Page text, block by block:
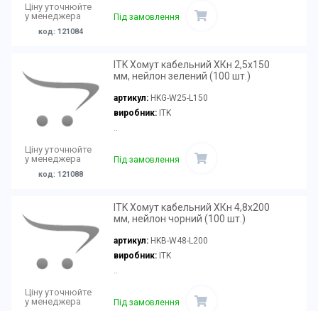
Ціну уточнюйте
у менеджера
код: 121084
Під замовлення
Ціну уточнюйте
у менеджера
код: 121088
ITK Хомут кабельний ХКн 2,5х150
мм, нейлон зелений (100 шт.)
артикул: HKG-W25-L150
виробник:ITK
..
Під замовлення
Ціну уточнюйте
у менеджера
ITK Хомут кабельний ХКн 4,8х200
мм, нейлон чорний (100 шт.)
артикул: HKB-W48-L200
виробник:ITK
..
Під замовлення